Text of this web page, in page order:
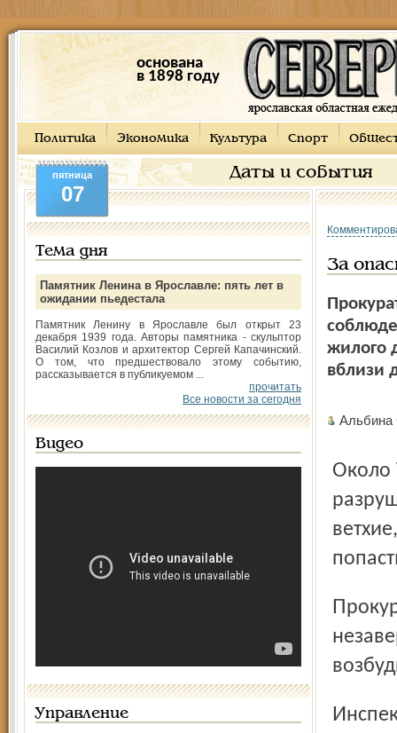
основана
в 1898 году
Политика Экономика Культура Спорт
Даты и события
пятница
07
Тема дня
Памятник Ленина в Ярославле: пять лет в
ожидании пьедестала
Памятник Ленину в Ярославле был открыт 23
декабря 1939 года. Авторы памятника - скульптор
Василий Козлов и архитектор Сергей Капачинский.
О том, что предшествовало этому событию,
рассказывается в публикуемом ...
прочитать
Все новости за сегодня
Видео
Управление
За
жилого
вблизи
Около 70 процентов ограждения стройплощадки
Прокуратура района в отношении собственника объекта
Инспекция государственного строительного надзора